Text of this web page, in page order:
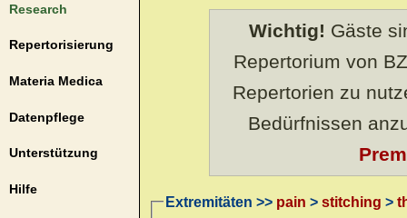
Research
Repertorisierung
Materia Medica
Datenpflege
Unterstützung
Hilfe
Wichtig! Gäste
Repertorium von
Repertorien zu
Bedürfnissen
Extremitäten >> pain > stitching >